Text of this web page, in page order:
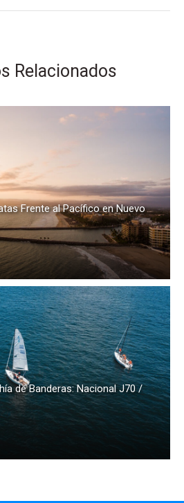
Relacionados
Frente al Pacífico en Nuevo
de Banderas: Nacional J70 /